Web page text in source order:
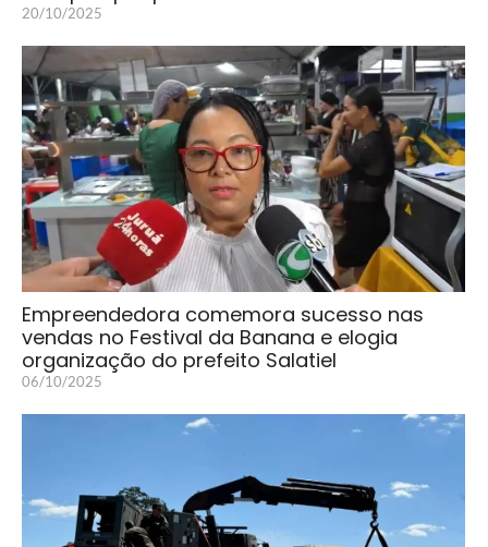
20/10/2025
Empreendedora comemora sucesso nas
vendas no Festival da Banana e elogia
organização do prefeito Salatiel
06/10/2025